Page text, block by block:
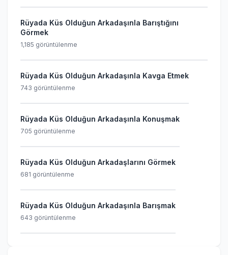
Rüyada Küs Olduğun Arkadaşınla Barıştığını
Görmek
1,185 görüntülenme
Rüyada Küs Olduğun Arkadaşınla Kavga Etmek
743 görüntülenme
Rüyada Küs Olduğun Arkadaşınla Konuşmak
705 görüntülenme
Rüyada Küs Olduğun Arkadaşlarını Görmek
681 görüntülenme
Rüyada Küs Olduğun Arkadaşınla Barışmak
643 görüntülenme